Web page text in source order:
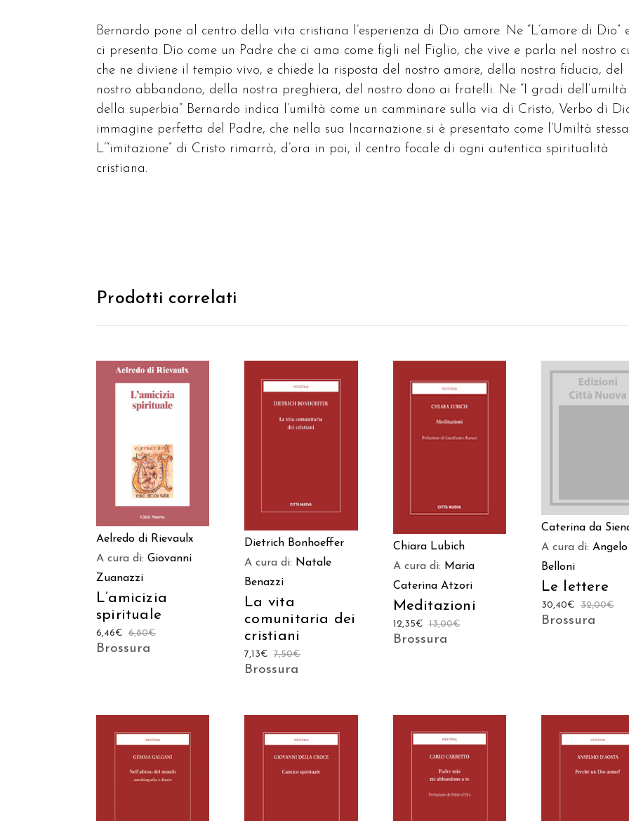
Bernardo pone al centro della vita cristiana l’esperienza di Dio amore. Ne “L’amore di Dio”
ci presenta Dio come un Padre che ci ama come figli nel Figlio, che vive e parla nel nostro
che ne diviene il tempio vivo, e chiede la risposta del nostro amore, della nostra fiducia, del
nostro abbandono, della nostra preghiera, del nostro dono ai fratelli. Ne “I gradi dell’umiltà
della superbia” Bernardo indica l’umiltà come un camminare sulla via di Cristo, Verbo di
immagine perfetta del Padre, che nella sua Incarnazione si è presentato come l’Umiltà
L’“imitazione” di Cristo rimarrà, d’ora in poi, il centro focale di ogni autentica spiritualità
cristiana.
Prodotti correlati
CARRELLO
Aelredo di Rievaulx
A cura di: Giovanni
Zuanazzi
L’amicizia
spirituale
6,80€
6,46€
Brossura
Dietrich Bonhoeffer
A cura di: Natale
Benazzi
La vita
comunitaria dei
cristiani
7,50€
7,13€
Brossura
AGGIUNGI AL
Chiara Lubich
A cura di: Maria
Caterina Atzori
Meditazioni
13,00€
12,35€
Brossura
Caterina da
A cura di: Angelo
Belloni
Le lettere
32,00€
30,40€
Brossura